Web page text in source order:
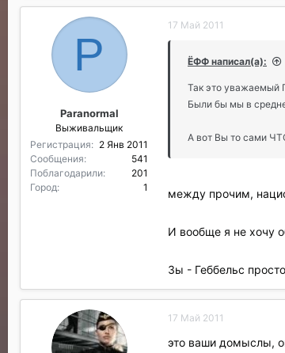
P
Paranormal
Выживальщик
Регистрация
2 Янв 2011
Сообщения
541
Поблагодарили
201
Город
1
17 Май 2011
ЁФФ написал(а):
Так это уважаемый
Были бы мы в
А вот Вы то сами
между прочим,
И вообще я не хочу
Зы - Геббельс
17 Май 2011
это ваши домыслы,